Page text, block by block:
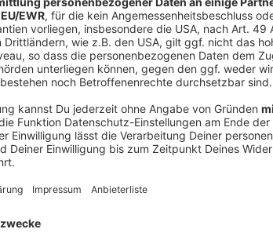
des älteren Angeklagten an, lässt
reden die Zwei von der Lust am Steinewerfen,
Falle einer Verurteilung zu versuchtem
Freiheitsstrafe rechnen», erklärt
könnten den Strafrahmen